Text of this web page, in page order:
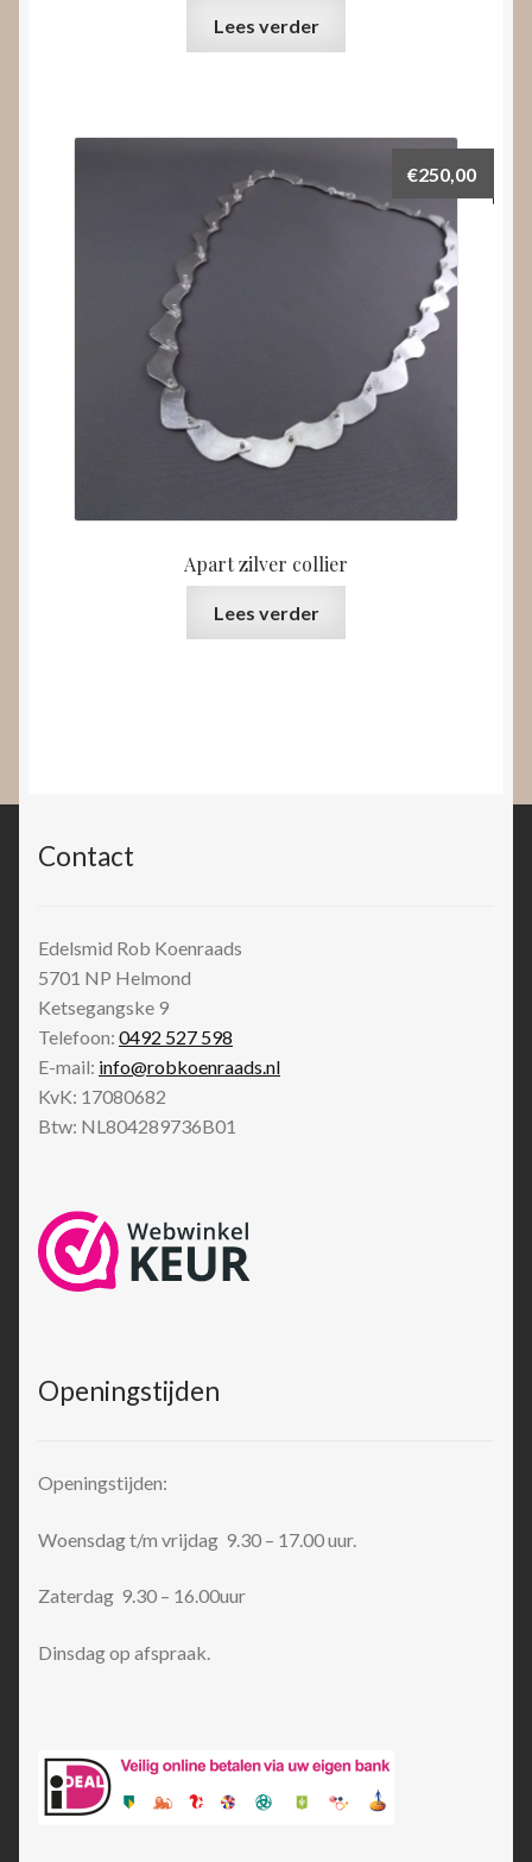
Lees verder
Apart zilver collier
€250,00
Lees verder
Contact
Edelsmid Rob Koenraads
5701 NP Helmond
Ketsegangske 9
Telefoon: 0492 527 598
E-mail: info@robkoenraads.nl
KvK: 17080682
Btw: NL804289736B01
Openingstijden
Openingstijden:
Woensdag t/m vrijdag 9.30 – 17.00 uur.
Zaterdag 9.30 – 16.00uur
Dinsdag op afspraak.